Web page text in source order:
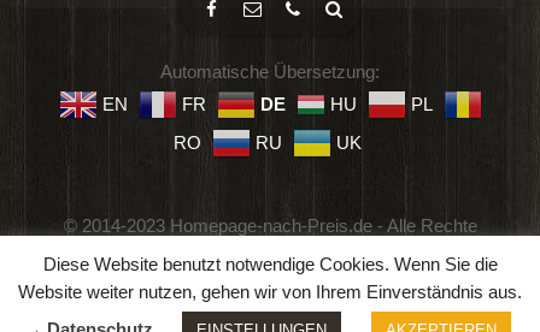
Automatische Übersetzung:
EN
FR DE HU
PL
RO
RU UK
© 2014-2023 Homepage-nach-Preis.de - Alle Rechte
Geschäftsbedingungen
Diese Website benutzt notwendige Cookies. Wenn Sie die
Website weiter nutzen, gehen wir von Ihrem Einverständnis aus.